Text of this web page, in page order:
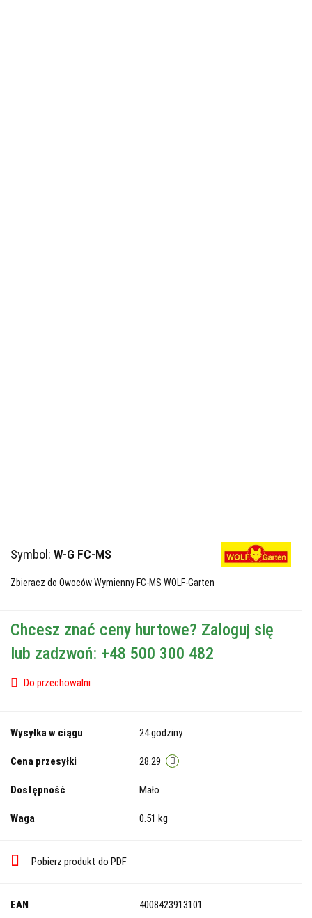
Symbol: W-G FC-MS
Zbieracz do Owoców Wymienny FC-MS WOLF-Garten
Chcesz znać ceny hurtowe? Zaloguj się
lub zadzwoń: +48 500 300 482
Do przechowalni
Wysyłka w ciągu 24 godziny
Cena przesyłki 28.29
Dostępność Mało
Waga 0.51 kg
Pobierz produkt do PDF
EAN 4008423913101